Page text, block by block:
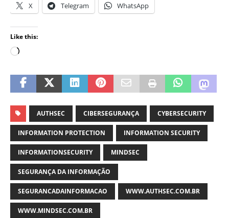
X Telegram WhatsApp
Like this:
AUTHSEC CIBERSEGURANÇA CYBERSECURITY
INFORMATION PROTECTION INFORMATION SECURITY
INFORMATIONSECURITY MINDSEC
SEGURANÇA DA INFORMAÇÃO
SEGURANCADAINFORMACAO WWW.AUTHSEC.COM.BR
WWW.MINDSEC.COM.BR